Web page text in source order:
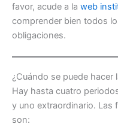
favor, acude a la web
comprender bien todos
obligaciones.
¿Cuándo se puede hacer
Hay hasta cuatro
y uno extraordinario. Las
son: